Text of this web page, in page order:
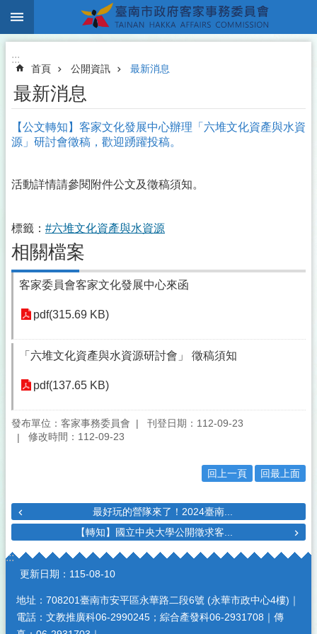
跳到主要內容區塊
:::
首頁 公開資訊 最新消息
最新消息
【公文轉知】客家文化發展中心辦理「六堆文化資產與水資
源」研討會徵稿，歡迎踴躍投稿。
活動詳情請參閱附件公文及徵稿須知。
標籤： #六堆文化資產與水資源
相關檔案
客家委員會客家文化發展中心來函
pdf(315.69 KB)
「六堆文化資產與水資源研討會」 徵稿須知
pdf(137.65 KB)
發布單位：客家事務委員會
刊登日期：112-09-23
修改時間：112-09-23
回上一頁 回最上面
最好玩的營隊來了！2024臺南...
【轉知】國立中央大學公開徵求客...
:::
更新日期： 115-08-10
地址：708201臺南市安平區永華路二段6號 (永華市政中心4樓)｜
電話：文教推廣科06-2990245；綜合產發科06-2931708｜傳